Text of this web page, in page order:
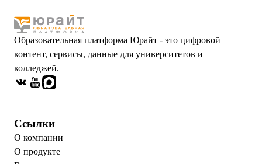
Образовательная платформа Юрайт - это цифровой
контент, сервисы, данные для университетов и
колледжей.
Ссылки
О компании
О продукте